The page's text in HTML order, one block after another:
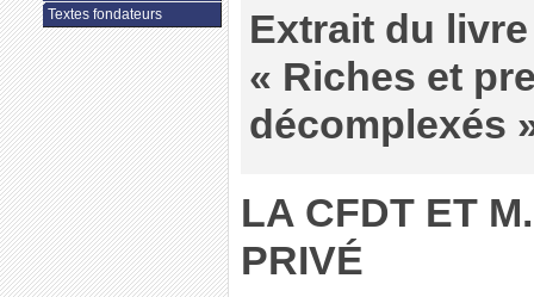
Extrait du
« Riches et
décomplexés
LA CFDT ET
PRIVÉ
Textes fondateurs